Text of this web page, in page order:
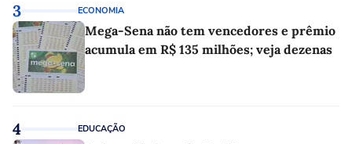
3 ECONOMIA
Mega-Sena não tem vencedores e prêmio
acumula em R$ 135 milhões; veja dezenas
4 EDUCAÇÃO